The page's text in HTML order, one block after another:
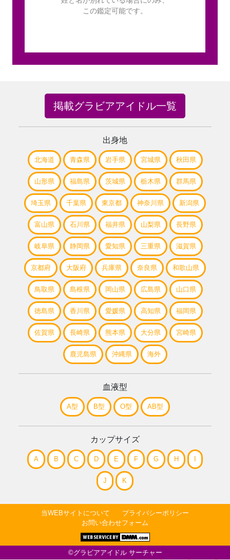
この鑑定可能です。
掲載グラビアアイドル一覧
出身地
北海道 青森県 岩手県 宮城県 秋田県
山形県 福島県 茨城県 栃木県 群馬県
埼玉県 千葉県 東京都 神奈川県 新潟県
富山県 石川県 福井県 山梨県 長野県
岐阜県 静岡県 愛知県 三重県 滋賀県
京都府 大阪府 兵庫県 奈良県 和歌山県
鳥取県 島根県 岡山県 広島県 山口県
徳島県 香川県 愛媛県 高知県 福岡県
佐賀県 長崎県 熊本県 大分県 宮崎県
鹿児島県 沖縄県 海外
血液型
A型 B型 O型 AB型
カップサイズ
A B C D E F G H
J K
当WEBサイトについて
プライバシーポリシー
お問い合わせフォーム
©グラビアアイドル サーチャー